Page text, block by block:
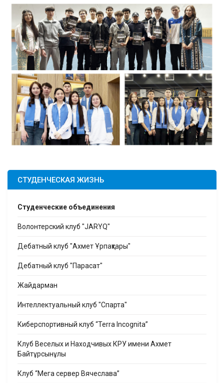
СТУДЕНЧЕСКАЯ ЖИЗНЬ
Студенческие объединения
Волонтерский клуб "JARYQ"
Дебатный клуб "Ахмет Ұрпақтары"
Дебатный клуб "Парасат"
Жайдарман
Интеллектуальный клуб "Спарта"
Киберспортивный клуб “Terra Incognita”
Клуб Веселых и Находчивых КРУ имени Ахмет
Байтұрсынұлы
Клуб “Мега сервер Вячеслава”